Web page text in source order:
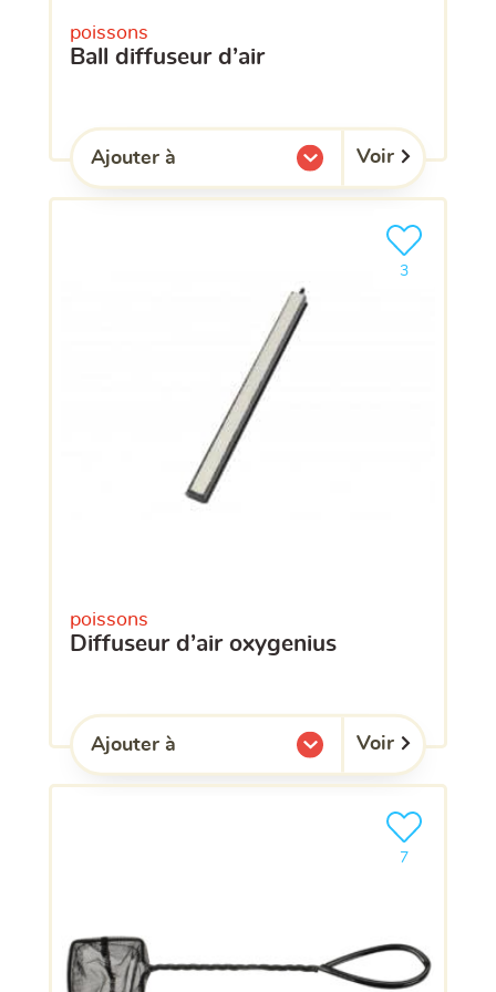
poissons
ball diffuseur d’air
Ajouter à
l'une de mes listes. Voir
poissons
diffuseur d’air oxygenius
3
Ajouter le
clients ont
Ajouter à
l'une de mes listes. Voir
7
Ajouter le
clients ont